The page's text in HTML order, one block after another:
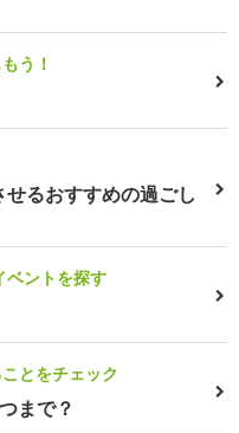
う！
るおすすめの過ごし
ベントを探す
とをチェック
まで？